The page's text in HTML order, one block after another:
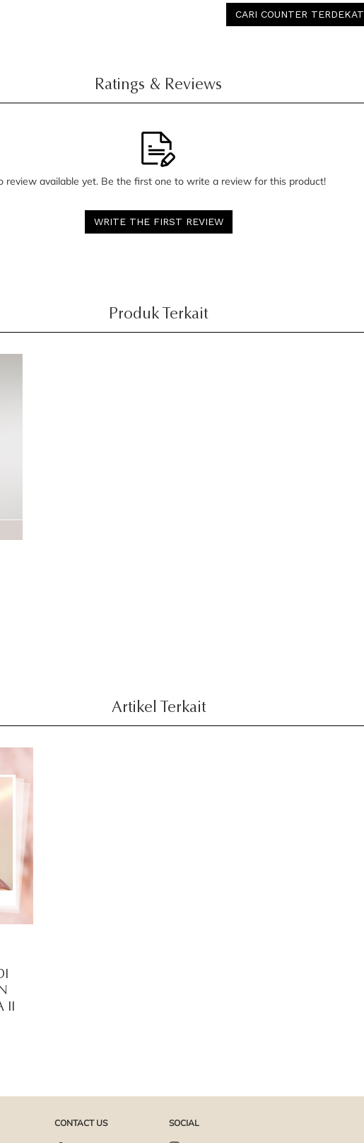
CARI COUNTER TERDEKAT
Ratings & Reviews
review available yet. Be the first one to write a review for this product!
WRITE THE FIRST REVIEW
Produk Terkait
Artikel Terkait
II
CONTACT US SOCIAL